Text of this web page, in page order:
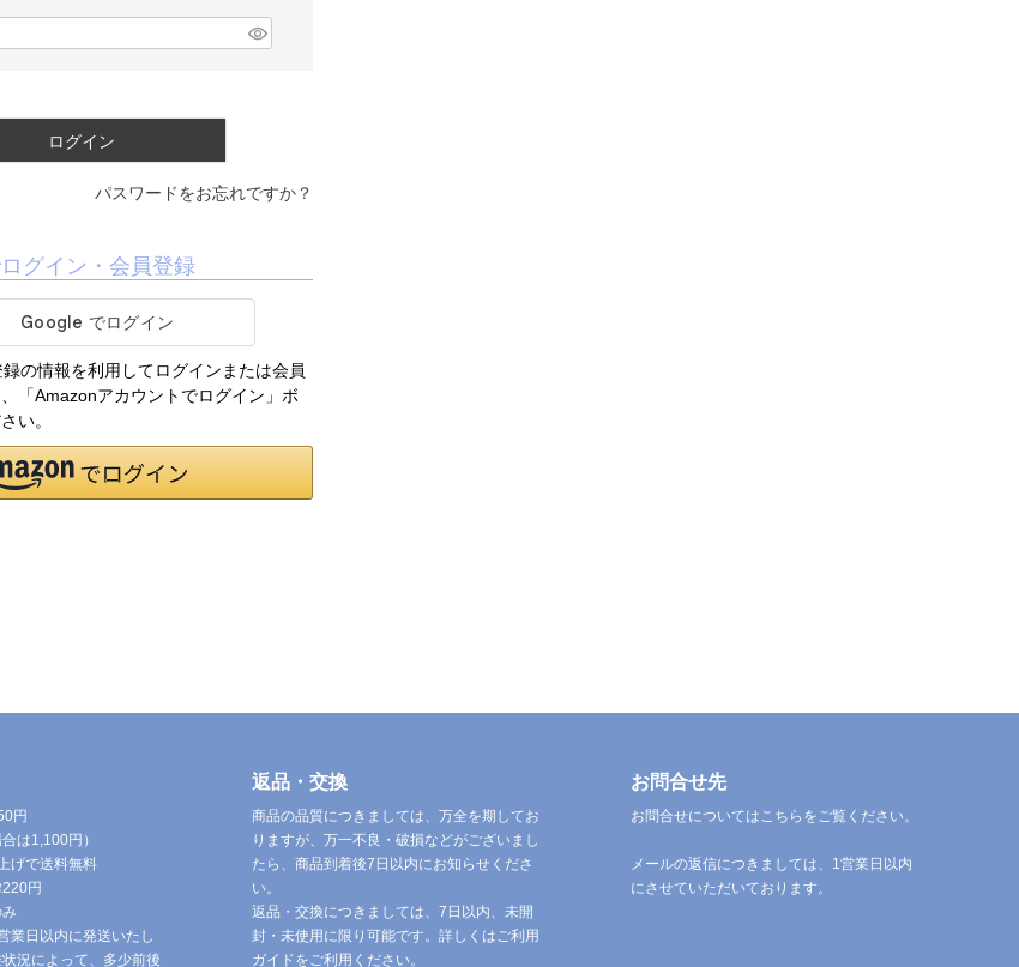
)
ログイン
パスワードをお忘れですか？
グイン・会員登録
の情報を利用してログインまたは会員
「Amazonアカウントでログイン」ボ
い。
円
は1,100円）
げで送料無料
円
み
業日以内に発送いたし
況によって、多少前後
返品・交換
商品の品質につきましては、万全を期してお
りますが、万一不良・破損などがございまし
たら、商品到着後7日以内にお知らせくださ
い。
返品・交換につきましては、7日以内、未開
封・未使用に限り可能です。詳しくはご利用
ガイドをご利用ください。
お問合せ先
お問合せについてはこちらをご覧ください。
メールの返信につきましては、1営業日以内
にさせていただいております。